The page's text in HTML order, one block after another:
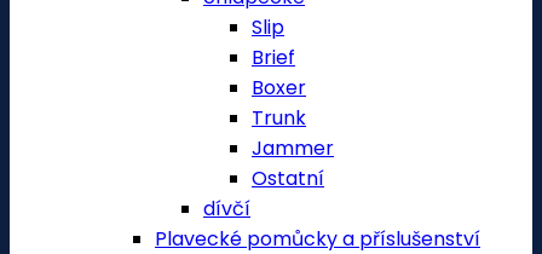
Slip
Brief
Boxer
Trunk
Jammer
Ostatní
dívčí
Plavecké pomůcky a příslušenství